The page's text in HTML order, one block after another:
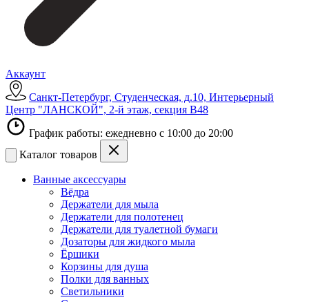
Аккаунт
Санкт-Петербург, Студенческая, д.10, Интерьерный
Центр "ЛАНСКОЙ", 2-й этаж, секция В48
График работы: ежедневно с 10:00 до 20:00
Каталог товаров
Ванные аксессуары
Вёдра
Держатели для мыла
Держатели для полотенец
Держатели для туалетной бумаги
Дозаторы для жидкого мыла
Ёршики
Корзины для душа
Полки для ванных
Светильники